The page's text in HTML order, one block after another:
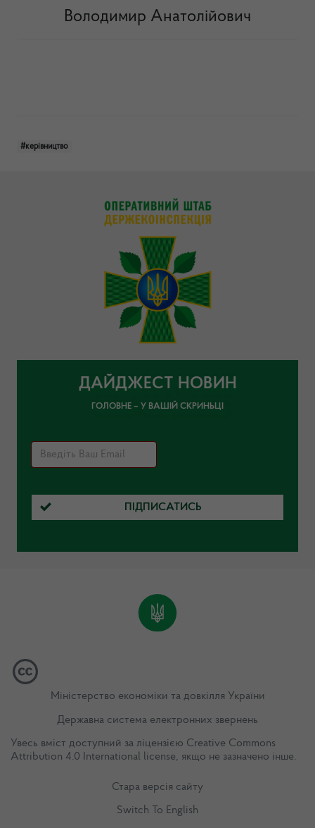
Володимир Анатолійович
#керівництво
ДАЙДЖЕСТ НОВИН
ГОЛОВНЕ – У ВАШІЙ СКРИНЬЦІ
ПІДПИСАТИСЬ
Міністерство економіки та довкілля України
Державна система електронних звернень
Увесь вміст доступний за ліцензією Creative Commons
Attribution 4.0 International license, якщо не зазначено інше.
Стара версія сайту
Switch To English